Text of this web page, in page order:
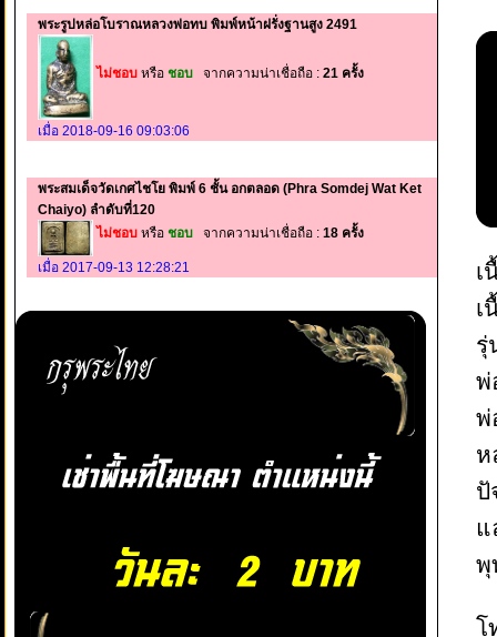
พระรูปหล่อโบราณหลวงพ่อทบ พิมพ์หน้าฝรั่งฐานสูง 2491
ไม่ชอบ หรือ ชอบ จากความน่าเชื่อถือ : 21 ครั้ง
เมื่อ 2018-09-16 09:03:06
พระสมเด็จวัดเกศไชโย พิมพ์ 6 ชั้น อกตลอด (Phra Somdej Wat Ket
Chaiyo) ลำดับที่120
ไม่ชอบ หรือ ชอบ จากความน่าเชื่อถือ : 18 ครั้ง
เมื่อ 2017-09-13 12:28:21
เ
เ
รุ่
พ่
พ่
ห
ปั
แ
พุ
โ